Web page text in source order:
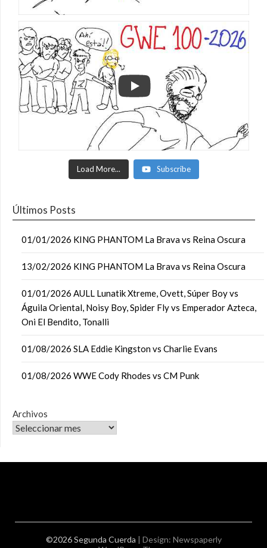
Load More... Subscribe
Últimos Posts
01/01/2026 KING PHANTOM La Brava vs Reina Oscura
13/02/2026 KING PHANTOM La Brava vs Reina Oscura
01/01/2026 AULL Lunatik Xtreme, Ovett, Súper Boy vs
Águila Oriental, Noisy Boy, Spider Fly vs Emperador Azteca,
Oni El Bendito, Tonalli
01/08/2026 SLA Eddie Kingston vs Charlie Evans
01/08/2026 WWE Cody Rhodes vs CM Punk
Archivos
©2026 Segunda Cuerda | Design: Newspaperly